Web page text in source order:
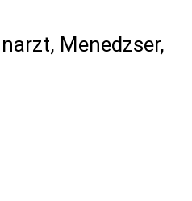
Menedzser,